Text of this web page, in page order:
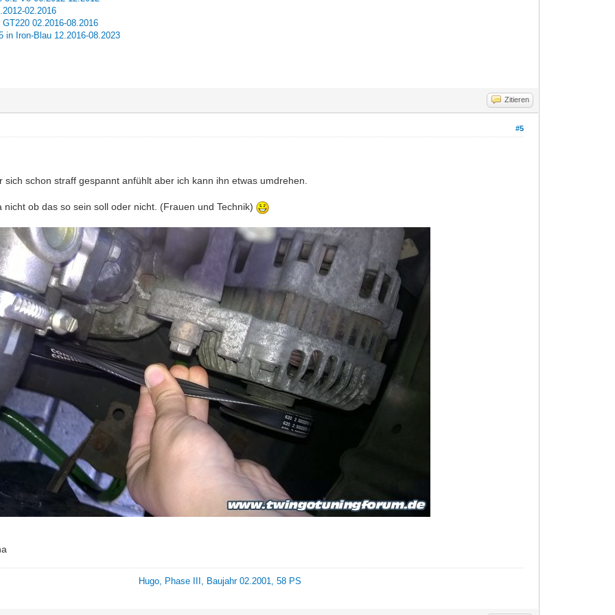
02.2016
02.2016-08.2016
in Iron-Blau 12.2016-08.2023
Zitieren
#5
sich schon straff gespannt anfühlt aber ich kann ihn etwas umdrehen.
nicht ob das so sein soll oder nicht. (Frauen und Technik)
Hugo, Phase III, Baujahr 02.2001, 58 PS